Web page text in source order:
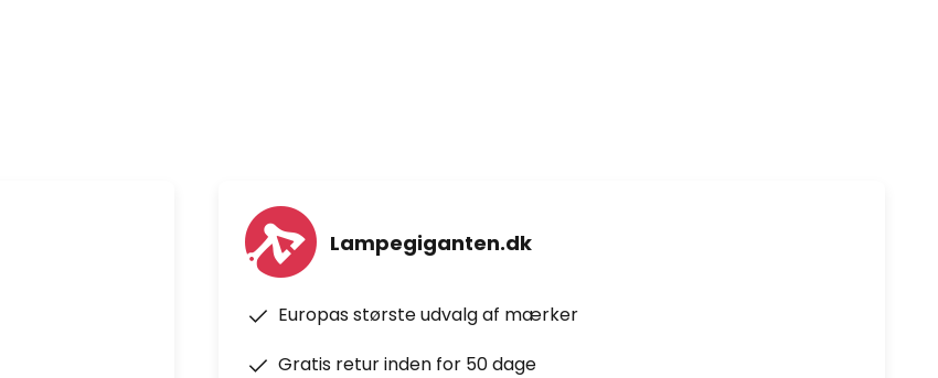
Lampegiganten.dk
Europas største udvalg af mærker
Gratis retur inden for 50 dage